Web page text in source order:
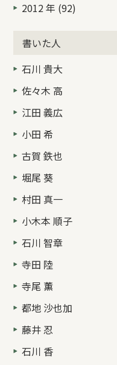
2012 年 (92)
書いた人
石川 貴大
佐々木 高
江田 義広
小田 希
古賀 鉄也
堀尾 葵
村田 真一
小木本 順子
石川 智章
寺田 陸
寺尾 薫
都地 沙也加
藤井 忍
石川 香